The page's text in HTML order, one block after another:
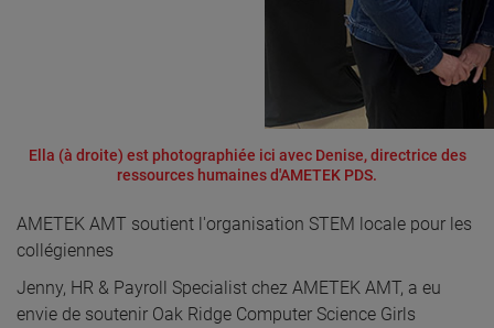
Ella (à droite) est photographiée ici avec Denise, directrice des
ressources humaines d'AMETEK PDS.
AMETEK AMT soutient l'organisation STEM locale pour les
collégiennes
Jenny, HR & Payroll Specialist chez AMETEK AMT, a eu
envie de soutenir Oak Ridge Computer Science Girls